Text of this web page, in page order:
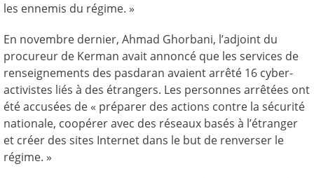
les ennemis du régime. »
En novembre dernier, Ahmad Ghorbani, l’adjoint du
procureur de Kerman avait annoncé que les services de
renseignements des pasdaran avaient arrêté 16 cyber-
activistes liés à des étrangers. Les personnes arrêtées ont
été accusées de « préparer des actions contre la sécurité
nationale, coopérer avec des réseaux basés à l’étranger
et créer des sites Internet dans le but de renverser le
régime. »